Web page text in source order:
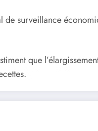
surveillance
que